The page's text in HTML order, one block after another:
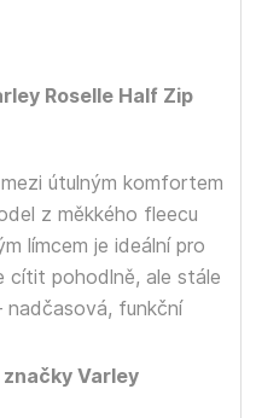
Roselle Half Zip
útulným komfortem
z měkkého fleecu
límcem je ideální pro
cítit pohodlně, ale stále
Varley
nadčasová, funkční